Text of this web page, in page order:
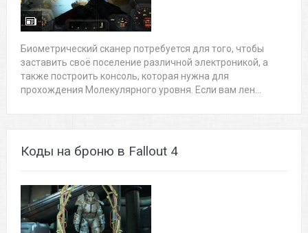
Биометрический сканер потребуется для того, чтобы
заставить своё поселение различной электроникой, а
также построить консоль, которая нужна для
прохождения Молекулярного уровня. Если вам лен...
Коды на броню в Fallout 4